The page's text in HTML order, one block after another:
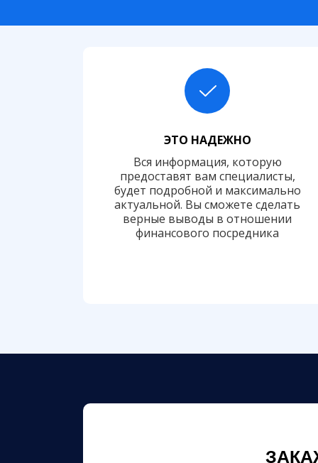
ЭТО НАДЕЖНО
Вся информация, которую
предоставят вам специалисты,
будет подробной и максимально
актуальной. Вы сможете сделать
верные выводы в отношении
финансового посредника